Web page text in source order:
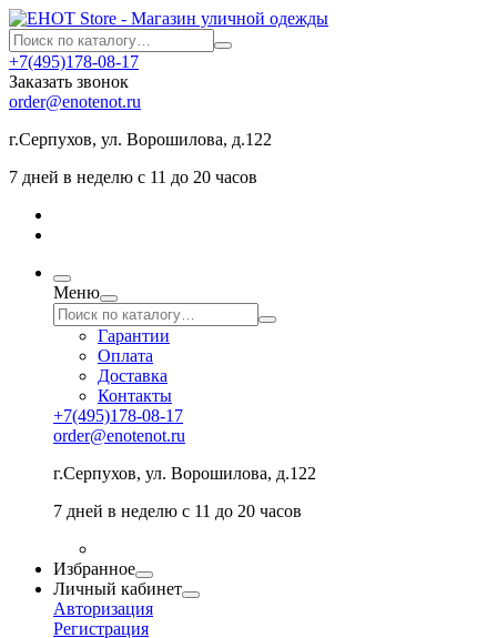
+7(495)178-08-17
Заказать звонок
order@enotenot.ru
г.Серпухов, ул. Ворошилова, д.122
7 дней в неделю с 11 до 20 часов
Меню
Гарантии
Оплата
Доставка
Контакты
+7(495)178-08-17
order@enotenot.ru
г.Серпухов, ул. Ворошилова, д.122
7 дней в неделю с 11 до 20 часов
Избранное
Личный кабинет
Авторизация
Регистрация